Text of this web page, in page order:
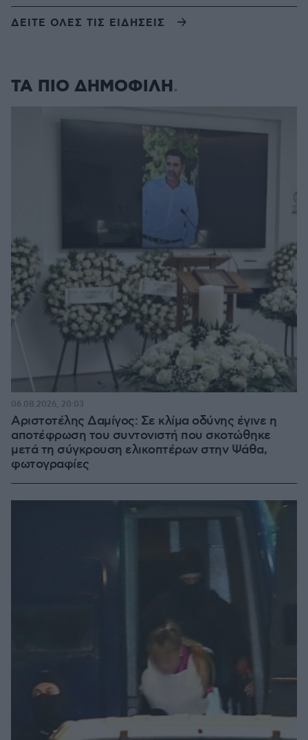
ΔΕΙΤΕ ΟΛΕΣ ΤΙΣ ΕΙΔΗΣΕΙΣ
ΤΑ ΠΙΟ ΔΗΜΟΦΙΛΗ
Αριστοτέλης Δαμίγος: Σε κλίμα οδύνης έγινε η
αποτέφρωση του συντονιστή που σκοτώθηκε
μετά τη σύγκρουση ελικοπτέρων στην Ψάθα,
φωτογραφίες
06.08.2026, 20:03